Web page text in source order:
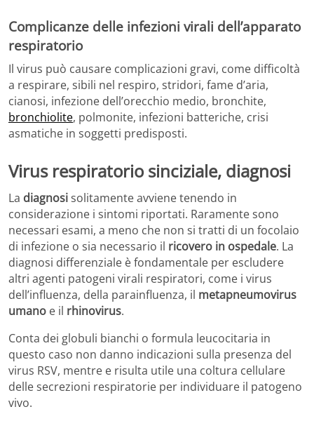
Complicanze delle infezioni virali dell’apparato
respiratorio
Il virus può causare complicazioni gravi, come difficoltà
a respirare, sibili nel respiro, stridori, fame d’aria,
cianosi, infezione dell’orecchio medio, bronchite,
bronchiolite, polmonite, infezioni batteriche, crisi
asmatiche in soggetti predisposti.
Virus respiratorio sinciziale, diagnosi
La diagnosisolitamente avviene tenendo in
considerazione i sintomi riportati. Raramente sono
necessari esami, a meno che non si tratti di un focolaio
di infezione o sia necessario il ricovero in ospedale. La
diagnosi differenziale è fondamentale per escludere
altri agenti patogeni virali respiratori, come i virus
dell’influenza, della parainfluenza, il metapneumovirus
umano e il rhinovirus.
Conta dei globuli bianchi o formula leucocitaria in
questo caso non danno indicazioni sulla presenza del
virus RSV, mentre e risulta utile una coltura cellulare
delle secrezioni respiratorie per individuare il patogeno
vivo.